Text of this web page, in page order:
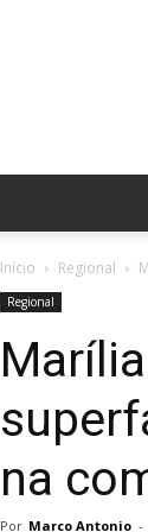
Início Regional
Regional
na
Por Marco Antonio -